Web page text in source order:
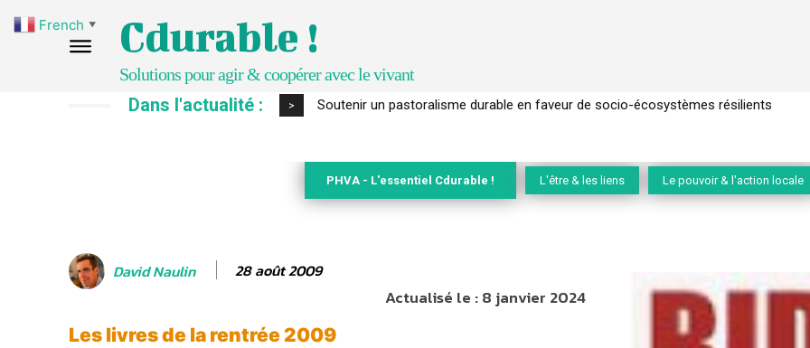
Cdurable !
Solutions pour agir & coopérer avec le vivant
Dans l'actualité : > Soutenir un pastoralisme durable en faveur de socio-écosystèmes résilients
S’inspirer de l’arbre pour un modèle économique régénératif du vivant …
PHVA - L'essentiel Cdurable ! L'être & les liens Le pouvoir & l'action locale
David Naulin 28 août 2009
Actualisé le :8 janvier 2024
Les livres de la rentrée 2009
French ▼